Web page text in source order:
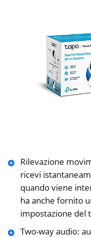
Rilevazione
ricevi
quando viene
ha anche fornito
impostazione del
Two-way audio: